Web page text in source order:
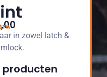
in zowel latch &
producten